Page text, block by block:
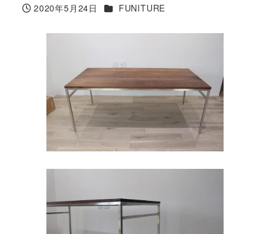
投稿日
2020年5月24日 カテゴリー
FUNITURE